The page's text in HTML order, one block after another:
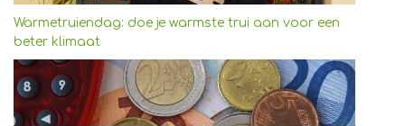
Warmetruiendag: doe je warmste trui aan voor een
beter klimaat